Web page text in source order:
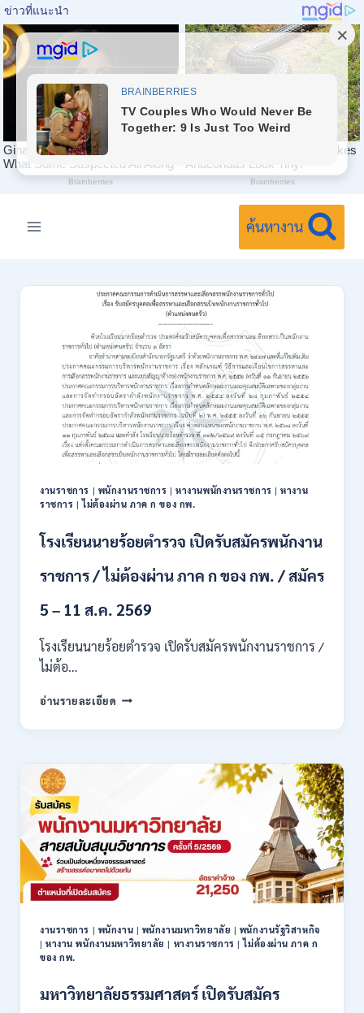
ค้นหางาน
งานราชการ | พนักงานราชการ |หางานพนักงานราชการ |หางาน
ราชการ |ไม่ต้องผ่าน ภาค ก ของ กพ.
โรงเรียนนายร้อยตำรวจ เปิดรับสมัครพนักงาน
ราชการ / ไม่ต้องผ่าน ภาค ก ของ กพ. / สมัคร
5 – 11 ส.ค. 2569
โรงเรียนนายร้อยตำรวจ เปิดรับสมัครพนักงานราชการ /
ไม่ต้อ…
อ่านรายละเอียด โรงเรียน
ร้อย
เปิด
ราชการ
/
ไม่
ต้อง
ของ
สมัคร
งานราชการ | พนักงาน | พนักงานมหาวิทยาลัย | พนักงานรัฐวิสาหกิจ
|หางาน พนักงานมหาวิทยาลัย | หางานราชการ |ไม่ต้องผ่าน ภาค ก
ของ กพ.
มหาวิทยาลัยธรรมศาสตร์ เปิดรับสมัคร